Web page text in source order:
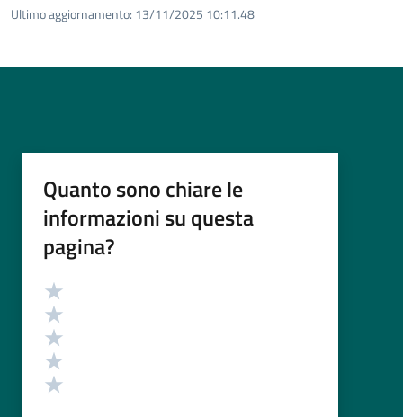
Ultimo aggiornamento: 13/11/2025 10:11.48
Quanto sono chiare le
informazioni su questa
pagina?
Valutazione